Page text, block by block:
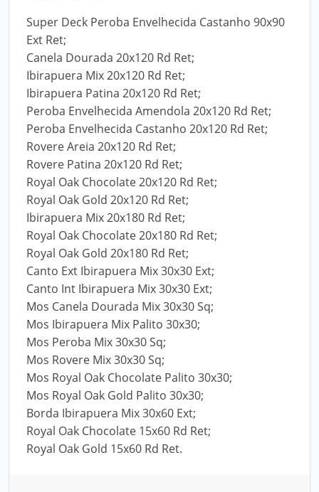
Super Deck Peroba Envelhecida Castanho 90x90
Ext Ret;
Canela Dourada 20x120 Rd Ret;
Ibirapuera Mix 20x120 Rd Ret;
Ibirapuera Patina 20x120 Rd Ret;
Peroba Envelhecida Amendola 20x120 Rd Ret;
Peroba Envelhecida Castanho 20x120 Rd Ret;
Rovere Areia 20x120 Rd Ret;
Rovere Patina 20x120 Rd Ret;
Royal Oak Chocolate 20x120 Rd Ret;
Royal Oak Gold 20x120 Rd Ret;
Ibirapuera Mix 20x180 Rd Ret;
Royal Oak Chocolate 20x180 Rd Ret;
Royal Oak Gold 20x180 Rd Ret;
Canto Ext Ibirapuera Mix 30x30 Ext;
Canto Int Ibirapuera Mix 30x30 Ext;
Mos Canela Dourada Mix 30x30 Sq;
Mos Ibirapuera Mix Palito 30x30;
Mos Peroba Mix 30x30 Sq;
Mos Rovere Mix 30x30 Sq;
Mos Royal Oak Chocolate Palito 30x30;
Mos Royal Oak Gold Palito 30x30;
Borda Ibirapuera Mix 30x60 Ext;
Royal Oak Chocolate 15x60 Rd Ret;
Royal Oak Gold 15x60 Rd Ret.